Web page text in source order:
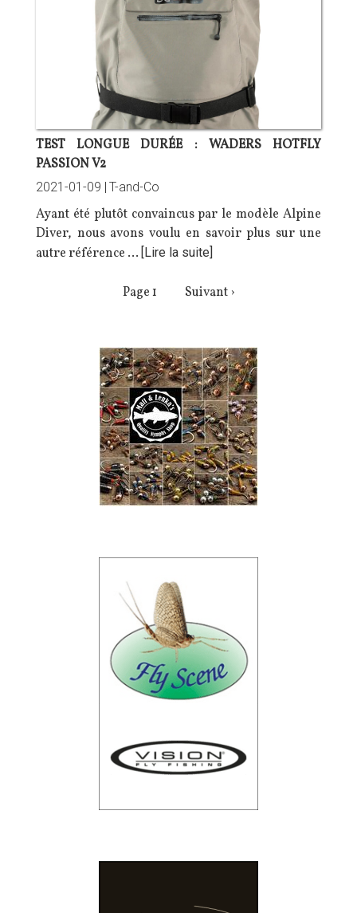
TEST LONGUE DURÉE : WADERS HOTFLY
PASSION V2
2021-01-09 | T-and-Co
Ayant été plutôt convaincus par le modèle Alpine
Diver, nous avons voulu en savoir plus sur une
autre référence … [Lire la suite]
Page 1
Page
Suivant ›